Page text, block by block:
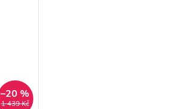
1 439 Kč
–20 %